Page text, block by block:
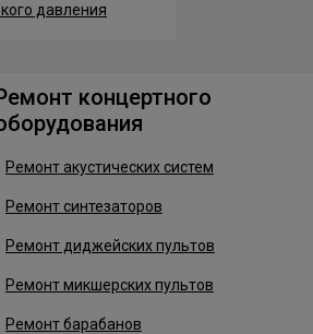
давления
концертного
Ремонт акустических систем
Ремонт синтезаторов
Ремонт диджейских пультов
Ремонт микшерских пультов
Ремонт барабанов